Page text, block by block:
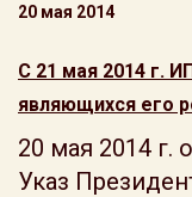
20 мая 2014
С 21 мая 2014 г.
являющихся его
20 мая 2014 г.
Указ